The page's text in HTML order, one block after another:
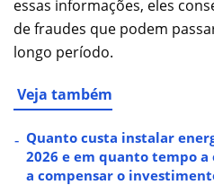
essas informações, eles
de fraudes que podem
longo período.
Veja também
Quanto custa instalar
2026 e em quanto tempo
a compensar o